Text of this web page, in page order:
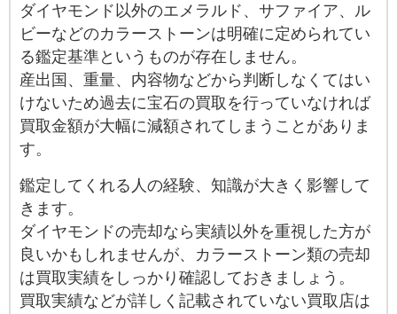
ダイヤモンド以外のエメラルド、サファイア、ル
ビーなどのカラーストーンは明確に定められてい
る鑑定基準というものが存在しません。
産出国、重量、内容物などから判断しなくてはい
けないため過去に宝石の買取を行っていなければ
買取金額が大幅に減額されてしまうことがありま
す。
鑑定してくれる人の経験、知識が大きく影響して
きます。
ダイヤモンドの売却なら実績以外を重視した方が
良いかもしれませんが、カラーストーン類の売却
は買取実績をしっかり確認しておきましょう。
買取実績などが詳しく記載されていない買取店は